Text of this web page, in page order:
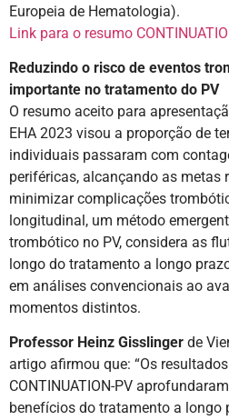
Europeia de Hematologia).
Link para o resumo
Reduzindo o risco de eventos
importante no tratamento do PV
O resumo aceito para
EHA 2023 visou a proporção de
individuais passaram com
periféricas, alcançando as metas
minimizar complicações
longitudinal, um método
trombótico no PV, considera as
longo do tratamento a longo
em análises convencionais ao
momentos distintos.
Professor Heinz Gisslinger de
artigo afirmou que: “Os
CONTINUATION-PV
benefícios do tratamento a longo